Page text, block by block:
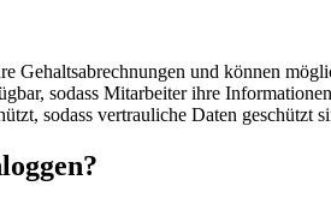
Gehaltsabrechnungen und können
sodass Mitarbeiter ihre
sodass vertrauliche Daten geschützt